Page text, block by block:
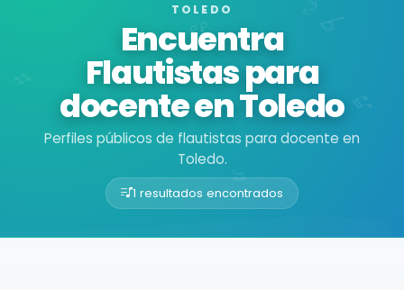
TOLEDO
Encuentra
Flautistas para
docente en Toledo
Perfiles públicos de flautistas para docente en
Toledo.
1 resultados encontrados
Buscador de músicos